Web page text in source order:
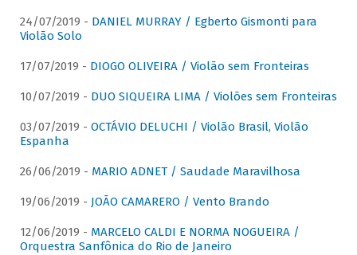
24/07/2019 - DANIEL MURRAY / Egberto Gismonti para
Violão Solo
17/07/2019 - DIOGO OLIVEIRA / Violão sem Fronteiras
10/07/2019 - DUO SIQUEIRA LIMA / Violões sem Fronteiras
03/07/2019 - OCTÁVIO DELUCHI / Violão Brasil, Violão
Espanha
26/06/2019 - MARIO ADNET / Saudade Maravilhosa
19/06/2019 - JOÃO CAMARERO / Vento Brando
12/06/2019 - MARCELO CALDI E NORMA NOGUEIRA /
Orquestra Sanfônica do Rio de Janeiro